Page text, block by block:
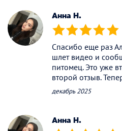
Анна Н.
(*) (*) (*) (*) (*)
Спасибо еще раз
шлет видео и
питомец. Это уже
второй отзыв.
декабрь 2025
Анна Н.